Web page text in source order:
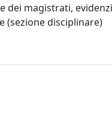
dei magistrati,
(sezione disciplinare)